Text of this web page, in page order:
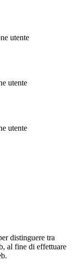
utente
utente
utente
distinguere tra
al fine di effettuare